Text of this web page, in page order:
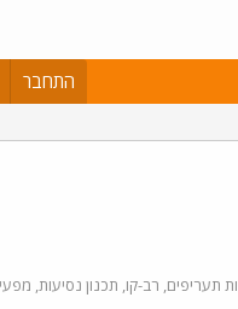
התחבר
תעריפים, רב-קו, תכנון נסיעות,